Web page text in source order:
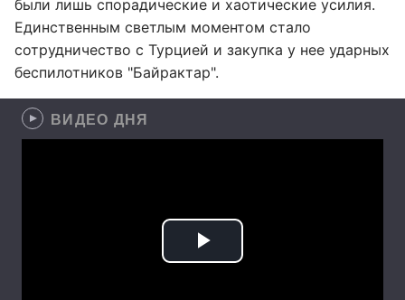
были лишь спорадические и хаотические усилия.
Единственным светлым моментом стало
сотрудничество с Турцией и закупка у нее ударных
беспилотников "Байрактар".
ВИДЕО ДНЯ